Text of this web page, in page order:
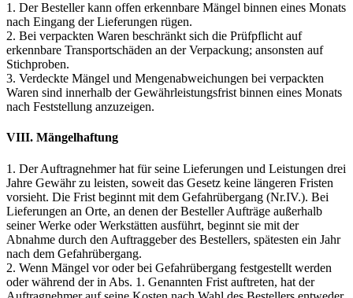
1. Der Besteller kann offen erkennbare Mängel binnen eines Monats
nach Eingang der Lieferungen rügen.
2. Bei verpackten Waren beschränkt sich die Prüfpflicht auf
erkennbare Transportschäden an der Verpackung; ansonsten auf
Stichproben.
3. Verdeckte Mängel und Mengenabweichungen bei verpackten
Waren sind innerhalb der Gewährleistungsfrist binnen eines Monats
nach Feststellung anzuzeigen.
VIII. Mängelhaftung
1. Der Auftragnehmer hat für seine Lieferungen und Leistungen drei
Jahre Gewähr zu leisten, soweit das Gesetz keine längeren Fristen
vorsieht. Die Frist beginnt mit dem Gefahrübergang (Nr.IV.). Bei
Lieferungen an Orte, an denen der Besteller Aufträge außerhalb
seiner Werke oder Werkstätten ausführt, beginnt sie mit der
Abnahme durch den Auftraggeber des Bestellers, spätesten ein Jahr
nach dem Gefahrübergang.
2. Wenn Mängel vor oder bei Gefahrübergang festgestellt werden
oder während der in Abs. 1. Genannten Frist auftreten, hat der